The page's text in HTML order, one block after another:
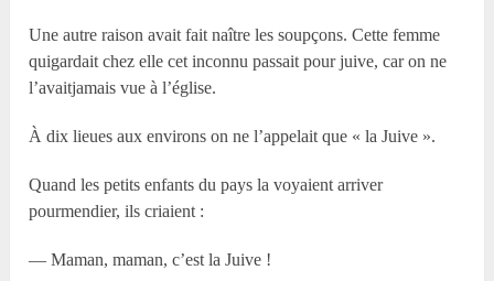
Une autre raison avait fait naître les soupçons. Cette femme
quigardait chez elle cet inconnu passait pour juive, car on ne
l’avaitjamais vue à l’église.
À dix lieues aux environs on ne l’appelait que « la Juive ».
Quand les petits enfants du pays la voyaient arriver
pourmendier, ils criaient :
— Maman, maman, c’est la Juive !